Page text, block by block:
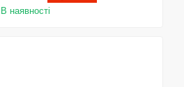
В наявності